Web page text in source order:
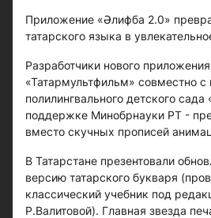
Приложение «Әлифба 2.0»
татарского языка в
Разработчики нового
«Татармультфильм» совместно
полилингвального детского
поддержке Минобрнауки РТ -
вместо скучных прописей
В Татарстане презентовали
версию татарского букваря
классический учебник под
Р.Валитовой). Главная звезда